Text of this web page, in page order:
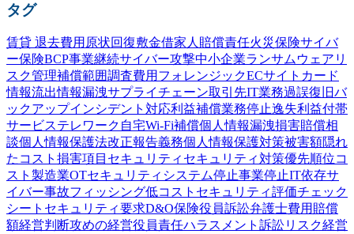
タグ
賃貸 退去費用 原状回復敷金借家人賠償責任火災保険サイバ
ー保険BCP事業継続サイバー攻撃中小企業ランサムウェア リ
スク管理補償範囲調査費用 フォレンジックECサイト カード
情報流出情報漏洩サプライチェーン取引先IT業務過誤復旧バ
ックアップインシデント対応利益補償業務停止逸失利益付帯
サービステレワーク 自宅Wi-Fi補償個人情報漏洩損害賠償相
談個人情報保護法改正報告義務個人情報保護対策被害額隠れ
たコスト 損害項目 セキュリティ セキュリティ対策優先順位コ
スト 製造業OTセキュリティ システム停止事業停止IT依存サ
イバー事故フィッシング低コスト セキュリティ評価チェック
シート セキュリティ要求D&O保険役員訴訟弁護士費用 賠償
額経営判断攻めの経営役員責任ハラスメント 訴訟リスク経営